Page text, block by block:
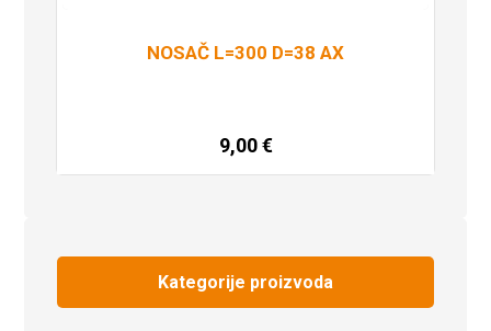
NOSAČ L=300 D=38 AX
9,00€
Dodaj u košaricu
Kategorije proizvoda